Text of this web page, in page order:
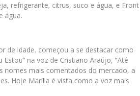
refrigerante, citrus, suco e água, e Front
água.
de idade, começou a se destacar como
na voz de Cristiano Araújo, “Até
nomes mais comentados do mercado, a
Hoje Marília é vista como a voz mais